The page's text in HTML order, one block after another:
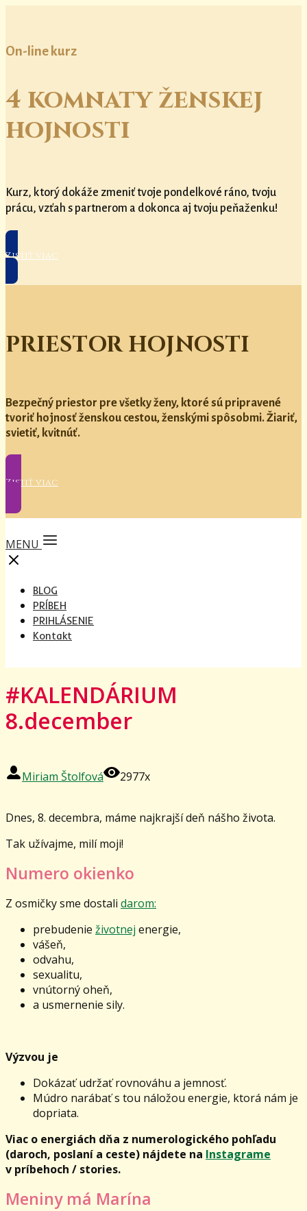
On-line kurz
4 komnaty ženskej
hojnosti
Kurz, ktorý dokáže zmeniť tvoje pondelkové ráno, tvoju
prácu, vzťah s partnerom a dokonca aj tvoju peňaženku!
Zistiť viac
PRIESTOR HOJNOSTI
Bezpečný priestor pre všetky ženy, ktoré sú pripravené
tvoriť hojnosť ženskou cestou, ženskými spôsobmi. Žiariť,
svietiť, kvitnúť.
Zistiť viac
MENU
BLOG
PRÍBEH
PRIHLÁSENIE
Kontakt
#KALENDÁRIUM
8.december
Miriam Štolfová 2977x
Dnes, 8. decembra, máme najkrajší deň nášho života.
Tak užívajme, milí moji!
Numero okienko
Z osmičky sme dostali darom:
prebudenie životnej energie,
vášeň,
odvahu,
sexualitu,
vnútorný oheň,
a usmernenie sily.
Výzvou je
Dokázať udržať rovnováhu a jemnosť.
Múdro narábať s tou náložou energie, ktorá nám je
dopriata.
Viac o energiách dňa z numerologického pohľadu
(daroch, poslaní a ceste) nájdete na Instagrame
v príbehoch / stories.
Meniny má Marína